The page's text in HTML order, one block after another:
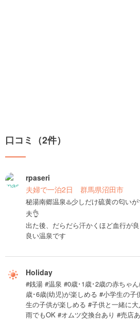
口コミ（2件）
rpaseri
夫婦で一泊2日 群馬県沼田市
秘湯南郷温泉♨️少しだけ硫黄の匂い
夫👌
出た後、だらだら汗かくほど血行が
良い温泉です
Holiday
#銭湯 #温泉 #0歳･1歳･2歳の赤ちゃ
歳･6歳(幼児)が楽しめる #小学生の
生の子供が楽しめる #子供と一緒に
雨でもOK #オムツ交換台あり #売店